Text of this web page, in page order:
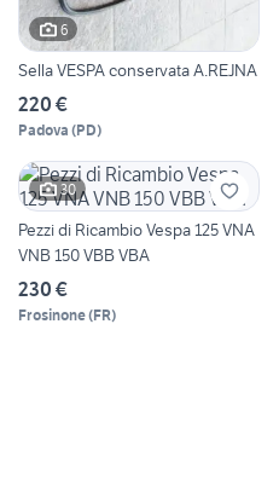
6
Sella VESPA conservata A.REJNA
220 €
Padova (PD)
30
Pezzi di Ricambio Vespa 125 VNA
VNB 150 VBB VBA
230 €
Frosinone(FR)